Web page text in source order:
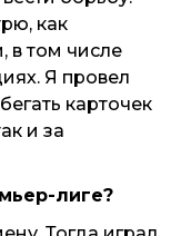
как
в том числе
Я провел
карточек
и за
лиге?